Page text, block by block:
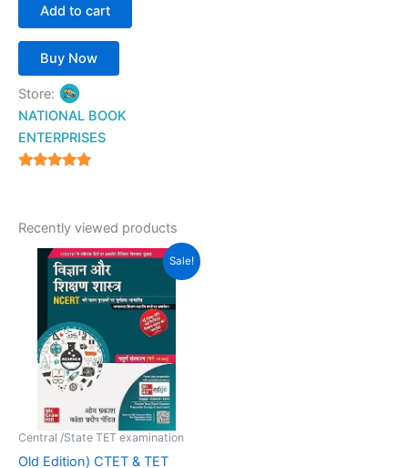
Add to cart
Buy Now
Store:
NATIONAL BOOK
ENTERPRISES
Recently viewed products
Sale!
Central /State TET examination
Old Edition) CTET & TET
Original
price
was:
₹500.00.
Current
is:
₹399.00.